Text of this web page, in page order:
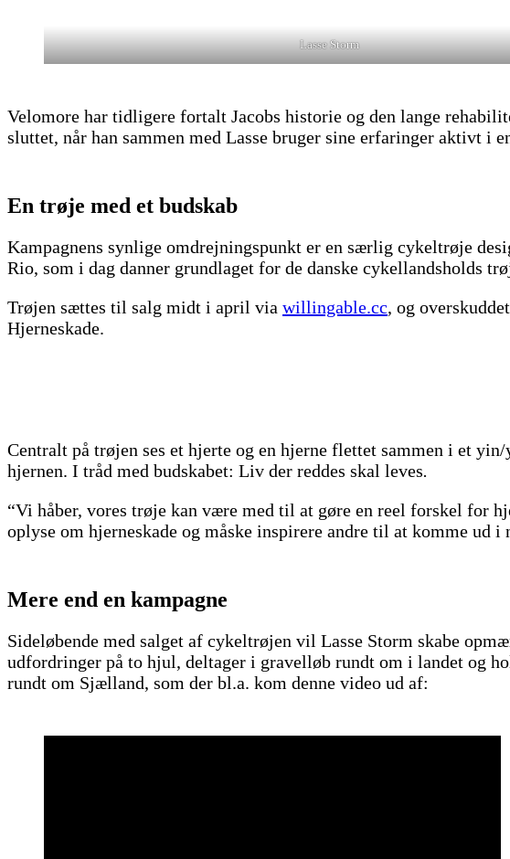
Lasse Storm
Velomore har tidligere fortalt Jacobs historie og den lange
sluttet, når han sammen med Lasse bruger sine erfaringer aktivt i
En trøje med et budskab
Kampagnens synlige omdrejningspunkt er en særlig cykeltrøje
Rio, som i dag danner grundlaget for de danske cykellandsholds
Trøjen sættes til salg midt i april via willingable.cc, og
Hjerneskade.
Centralt på trøjen ses et hjerte og en hjerne flettet sammen i et
hjernen. I tråd med budskabet: Liv der reddes skal leves.
“Vi håber, vores trøje kan være med til at gøre en reel forskel for
oplyse om hjerneskade og måske inspirere andre til at komme ud
Mere end en kampagne
Sideløbende med salget af cykeltrøjen vil Lasse Storm skabe
udfordringer på to hjul, deltager i gravelløb rundt om i landet og
rundt om Sjælland, som der bl.a. kom denne video ud af: